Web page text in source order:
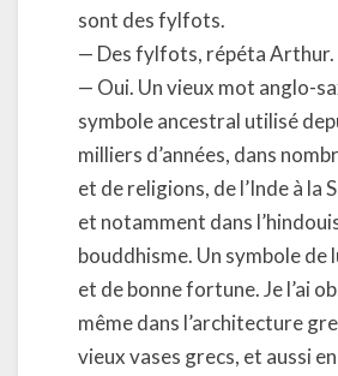
sont des fylfots.
— Des fylfots, répéta Arthur.
— Oui. Un vieux mot anglo-
symbole ancestral utilisé
milliers d’années, dans
et de religions, de l’Inde à la
et notamment dans
bouddhisme. Un symbole de
et de bonne fortune. Je l’ai
même dans l’architecture
vieux vases grecs, et aussi